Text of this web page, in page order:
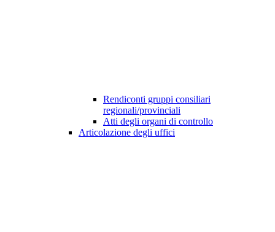
Rendiconti gruppi consiliari
regionali/provinciali
Atti degli organi di controllo
Articolazione degli uffici